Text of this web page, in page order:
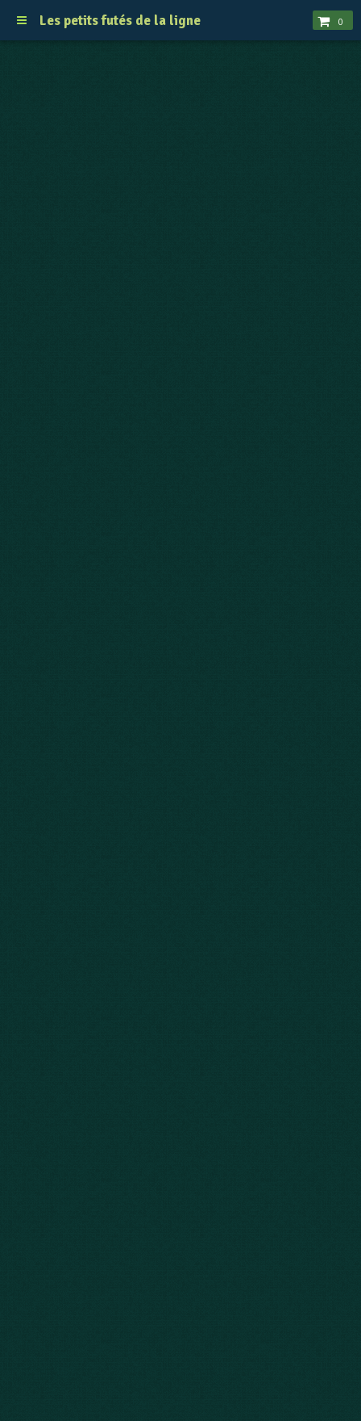
Les petits futés de la ligne 0